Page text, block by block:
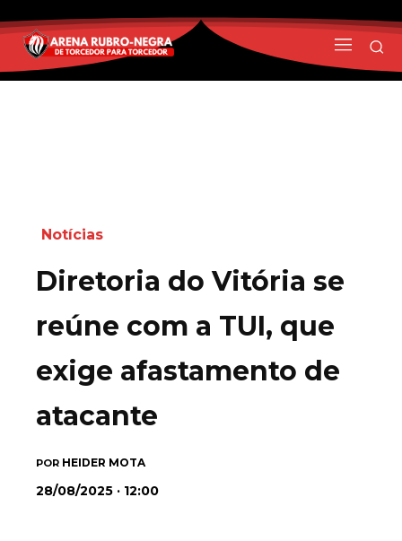
Notícias
Diretoria do Vitória se
reúne com a TUI, que
exige afastamento de
atacante
POR HEIDER MOTA
28/08/2025 · 12:00